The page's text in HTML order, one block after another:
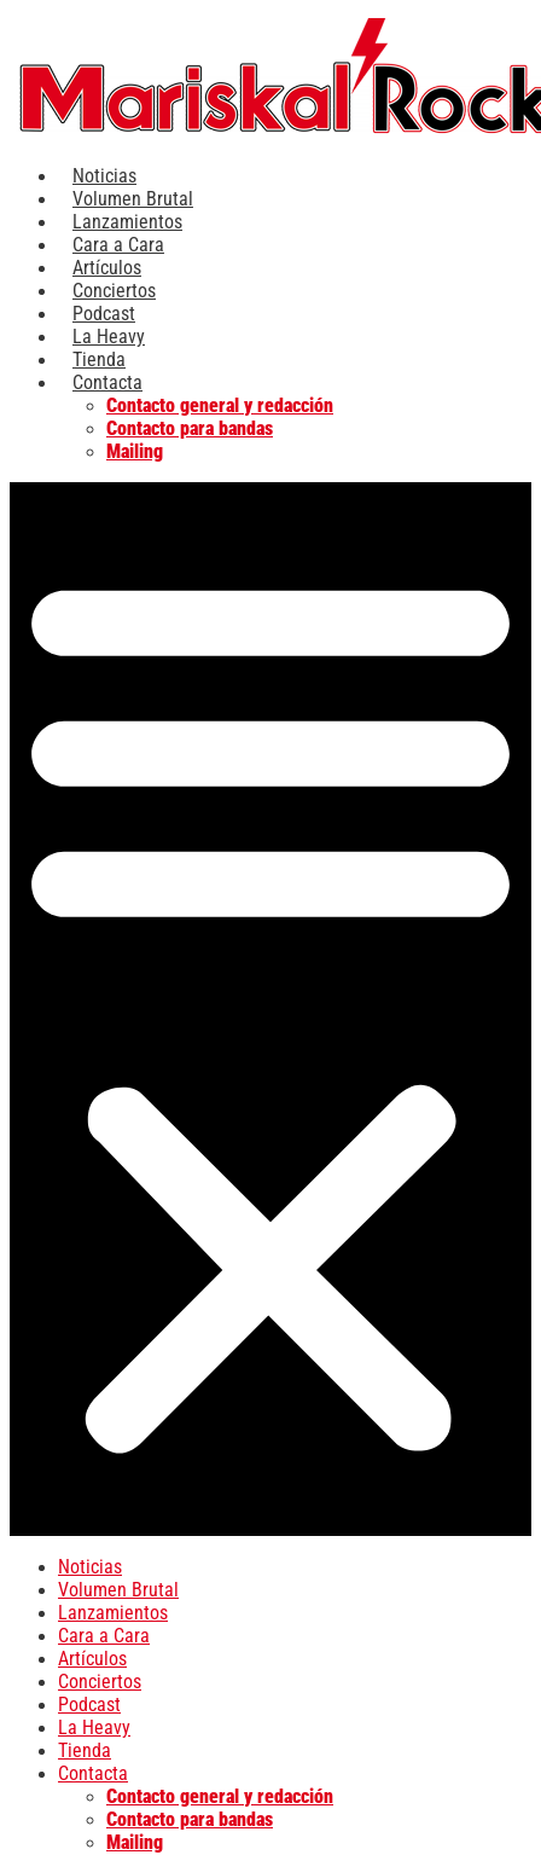
contenido
Noticias
Volumen Brutal
Lanzamientos
Cara a Cara
Artículos
Conciertos
Podcast
La Heavy
Tienda
Contacta
Contacto general y redacción
Contacto para bandas
Mailing
Noticias
Volumen Brutal
Lanzamientos
Cara a Cara
Artículos
Conciertos
Podcast
La Heavy
Tienda
Contacta
Contacto general y redacción
Contacto para bandas
Mailing